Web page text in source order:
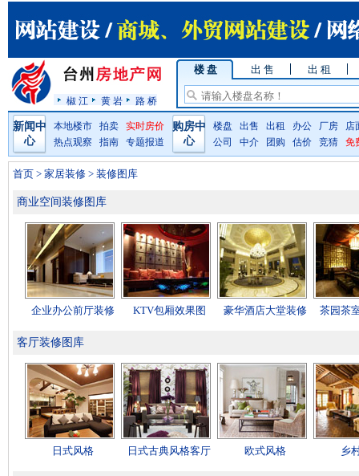
椒 江 黄 岩 路 桥
楼 盘 出 售 出 租
新闻中
心
本地楼市 拍卖
实时房价
热点观察
指南 专题报道
购房中
心
楼盘 出售 出租 办公 厂房
店
公司
中介 团购 估价 竞猜 免
首页 > 家居装修 > 装修图库
商业空间装修图库
企业办公前厅装修 KTV包厢效果图 豪华酒店大堂装修 茶园茶
客厅装修图库
日式风格 日式古典风格客厅 欧式风格 乡